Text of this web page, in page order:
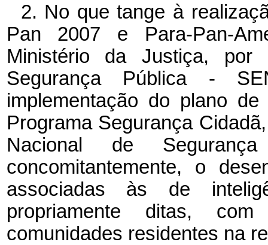
2. No que tange à
Pan 2007 e Para-Pan-
Ministério da Justiça, por
Segurança Pública -
implementação do plano
Programa Segurança
Nacional de
concomitantemente, o
associadas às de
propriamente ditas,
comunidades residentes na